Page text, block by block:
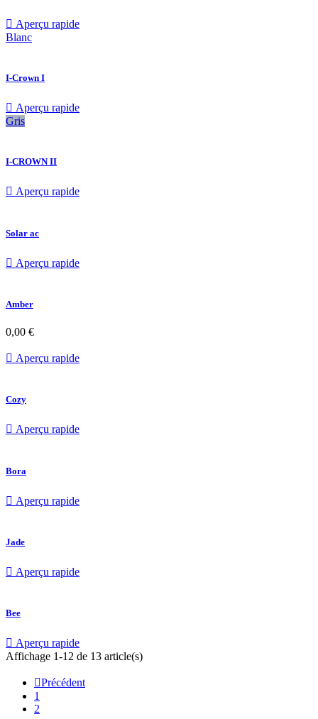
 Aperçu rapide
Blanc
I-Crown I
 Aperçu rapide
Gris
I-CROWN II
 Aperçu rapide
Solar ac
 Aperçu rapide
Amber
0,00 €
 Aperçu rapide
Cozy
 Aperçu rapide
Bora
 Aperçu rapide
Jade
 Aperçu rapide
Bee
 Aperçu rapide
Affichage 1-12 de 13 article(s)
Précédent
1
2